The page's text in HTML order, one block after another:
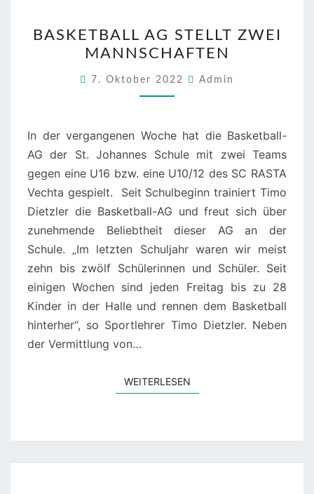
AG
STELLT
ZWEI
MANNSCHAFTEN
BASKETBALL AG STELLT ZWEI
MANNSCHAFTEN
7. Oktober 2022 Admin
In der vergangenen Woche hat die Basketball-
AG der St. Johannes Schule mit zwei Teams
gegen eine U16 bzw. eine U10/12 des SC RASTA
Vechta gespielt. Seit Schulbeginn trainiert Timo
Dietzler die Basketball-AG und freut sich über
zunehmende Beliebtheit dieser AG an der
Schule. „Im letzten Schuljahr waren wir meist
zehn bis zwölf Schülerinnen und Schüler. Seit
einigen Wochen sind jeden Freitag bis zu 28
Kinder in der Halle und rennen dem Basketball
hinterher“, so Sportlehrer Timo Dietzler. Neben
der Vermittlung von…
WEITERLESENWEITERLESEN